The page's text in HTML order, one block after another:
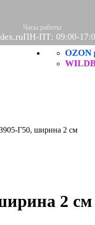
Часы работы
ПН-ПТ: 09:00-
OZON
Г50, ширина 2 см
2 см